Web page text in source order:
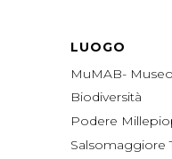
LUOGO
MuMAB-
Biodiversità
Podere
Salsomaggiore